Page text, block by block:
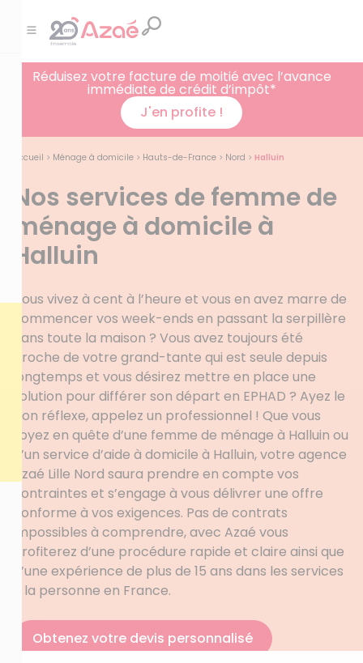
Réduisez votre facture de moitié avec l’avance
immédiate de crédit d’impôt*
J'en profite !
Accueil > Ménage à domicile > Hauts-de-France > Nord > Halluin
Nos services de femme de
ménage à domicile à
Halluin
Vous vivez à cent à l’heure et vous en avez marre de
commencer vos week-ends en passant la serpillère
dans toute la maison ? Vous avez toujours été
proche de votre grand-tante qui est seule depuis
longtemps et vous désirez mettre en place une
solution pour différer son départ en EPHAD ? Ayez le
bon réflexe, appelez un professionnel ! Que vous
soyez en quête d’une femme de ménage à Halluin ou
d’un service d’aide à domicile à Halluin, votre agence
Azaé Lille Nord saura prendre en compte vos
contraintes et s’engage à vous délivrer une offre
conforme à vos exigences. Pas de contrats
impossibles à comprendre, avec Azaé vous
profiterez d’une procédure rapide et claire ainsi que
d’une expérience de plus de 15 ans dans les services
à la personne en France.
Obtenez votre devis personnalisé